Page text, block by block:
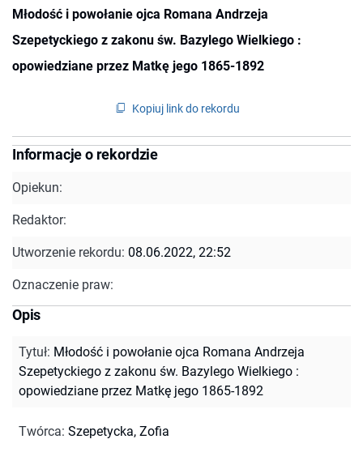
Młodość i powołanie ojca Romana Andrzeja
Szepetyckiego z zakonu św. Bazylego Wielkiego :
opowiedziane przez Matkę jego 1865-1892
Kopiuj link do rekordu
Informacje o rekordzie
Opiekun:
Redaktor:
Utworzenie rekordu: 08.06.2022, 22:52
Oznaczenie praw:
Opis
Tytuł: Młodość i powołanie ojca Romana Andrzeja
Szepetyckiego z zakonu św. Bazylego Wielkiego :
opowiedziane przez Matkę jego 1865-1892
Twórca: Szepetycka, Zofia